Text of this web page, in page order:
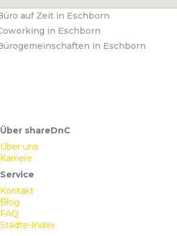
auf Zeit in Eschborn
in Eschborn
in Eschborn
Über shareDnC
Über uns
Karriere
Service
Kontakt
Blog
FAQ
Städte-Index